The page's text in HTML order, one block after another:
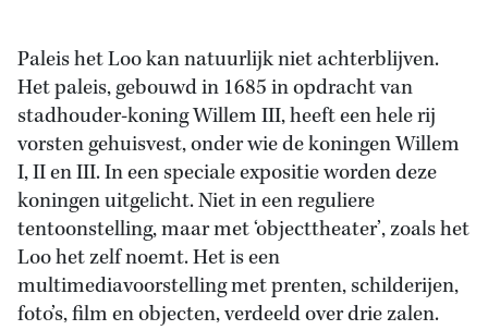
Paleis het Loo kan natuurlijk niet achterblijven.
Het paleis, gebouwd in 1685 in opdracht van
stadhouder-koning Willem III, heeft een hele rij
vorsten gehuisvest, onder wie de koningen Willem
I, II en III. In een speciale expositie worden deze
koningen uitgelicht. Niet in een reguliere
tentoonstelling, maar met ‘objecttheater’, zoals het
Loo het zelf noemt. Het is een
multimediavoorstelling met prenten, schilderijen,
foto’s, film en objecten, verdeeld over drie zalen.